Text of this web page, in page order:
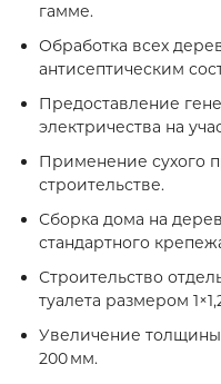
гамме.
Обработка всех
антисептическим
Предоставление
электричества на
Применение сухого
строительстве.
Сборка дома на
стандартного
Строительство
туалета размером
Увеличение толщины
200 мм.